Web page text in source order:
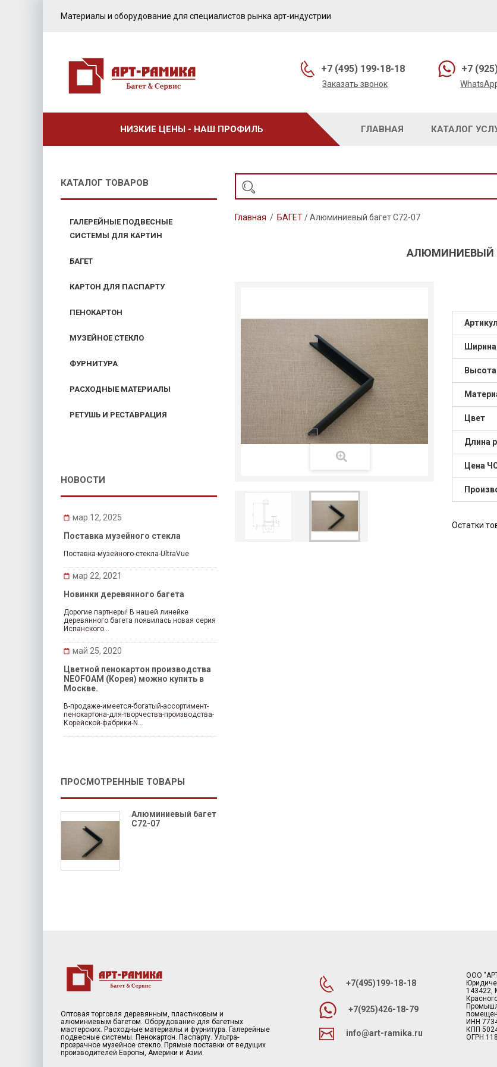
Материалы и оборудование для специалистов рынка арт-индустрии
+7 (495) 199-18-18
Заказать звонок
+7
НИЗКИЕ ЦЕНЫ - НАШ ПРОФИЛЬ ГЛАВНАЯ КАТАЛОГ
КАТАЛОГ ТОВАРОВ
ГАЛЕРЕЙНЫЕ ПОДВЕСНЫЕ
СИСТЕМЫ ДЛЯ КАРТИН
БАГЕТ
КАРТОН ДЛЯ ПАСПАРТУ
ПЕНОКАРТОН
МУЗЕЙНОЕ СТЕКЛО
ФУРНИТУРА
РАСХОДНЫЕ МАТЕРИАЛЫ
РЕТУШЬ И РЕСТАВРАЦИЯ
НОВОСТИ
мар 12, 2025
Поставка музейного стекла
Поставка-музейного-стекла-UltraVue
мар 22, 2021
Новинки деревянного багета
Дорогие партнеры! В нашей линейке
деревянного багета появилась новая серия
Испанского...
май 25, 2020
Цветной пенокартон производства
NEOFOAM (Корея) можно купить в
Москве.
В-продаже-имеется-богатый-ассортимент-
пенокартона-для-творчества-производства-
Корейской-фабрики-N...
ПРОСМОТРЕННЫЕ ТОВАРЫ
Алюминиевый багет
C72-07
Главная / БАГЕТ / Алюминиевый багет C72-07
АЛЮМИНИЕВЫЙ
Артикул
Ширина
Высота
Цвет
Длина
Цена
Остатки
Оптовая торговля деревянным, пластиковым и
алюминиевым багетом. Оборудование для багетных
мастерских. Расходные материалы и фурнитура. Галерейные
подвесные системы. Пенокартон. Паспарту. Ультра-
прозрачное музейное стекло. Прямые поставки от ведущих
производителей Европы, Америки и Азии.
+7(495)199-18-18
+7(925)426-18-79
info@art-ramika.ru
ООО
143422,
ИНН
КПП
ОГРН